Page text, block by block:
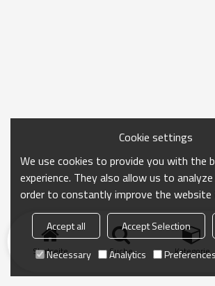
Startseite Suche Kategorie
Cookie settings
We use cookies to provide you with the
experience. They also allow us to
order to constantly improve the website
Accept all Accept Selection
Necessary
Analytics Preferences